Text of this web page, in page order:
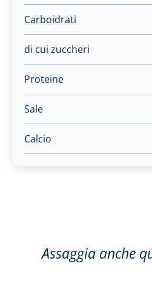
Carboidrati
di cui zuccheri
Proteine
Sale
Calcio
Assaggia anche